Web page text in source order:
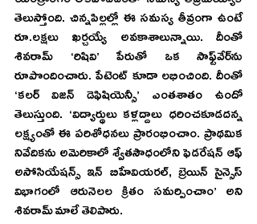
తెలుస్తోంది. చిన్నపిల్లల్లో ఈ సమస్య తీవ్రంగా ఉంటే
రూ.లక్షలు ఖర్చయ్యే అవకాశాలున్నాయి. దీంతో
శివరామ్‌ ‘రిషివి’ పేరుతో ఒక సాఫ్ట్‌వేర్‌ను
రూపొందించారు. పేటెంట్‌ కూడా లభించింది. దీంతో
‘కలర్‌ విజన్‌ డెఫిషియెన్సీ’ ఎంతశాతం ఉందో
తెలుస్తుంది. ‘విద్యార్థులు కళ్లద్దాలు ధరించకూడదన్న
లక్ష్యంతో ఈ పరిశోధనలు ప్రారంభించాం. ప్రాథమిక
నివేదికను అమెరికాలో శ్వేతసౌధంలోని ఫెడరేషన్‌ ఆఫ్‌
అసోసియేషన్స్‌ ఇన్‌ బిహేవియరల్, బ్రెయిన్‌ సైన్సెస్‌
విభాగంలో ఆరునెలల క్రితం సమర్పించాం’ అని
శివరామ్‌ మాలే తెలిపారు.